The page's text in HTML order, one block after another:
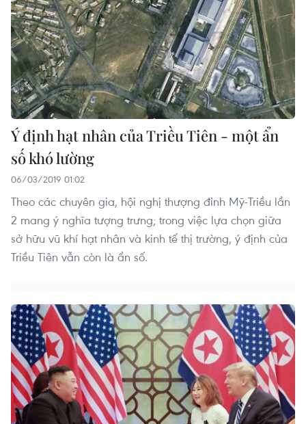
Ý định hạt nhân của Triều Tiên - một ẩn
số khó lường
06/03/2019 01:02
Theo các chuyên gia, hội nghị thượng đỉnh Mỹ-Triều lần
2 mang ý nghĩa tượng trưng; trong việc lựa chọn giữa
sở hữu vũ khí hạt nhân và kinh tế thị trường, ý định của
Triều Tiên vẫn còn là ẩn số.